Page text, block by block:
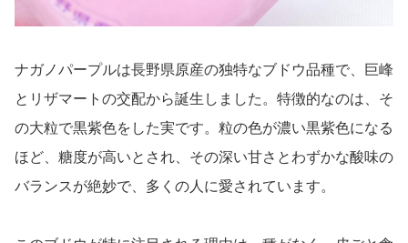
ナガノパープルは長野県原産の独特なブドウ品種で、巨峰
とリザマートの交配から誕生しました。特徴的なのは、そ
の大粒で黒紫色をした実です。粒の色が濃い黒紫色になる
ほど、糖度が高いとされ、その深い甘さとわずかな酸味の
バランスが絶妙で、多くの人に愛されています。